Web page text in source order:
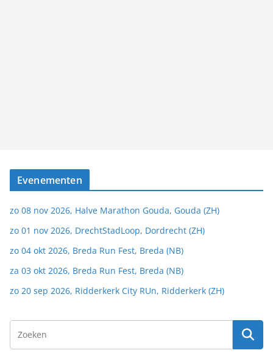
Evenementen
zo 08 nov 2026, Halve Marathon Gouda, Gouda (ZH)
zo 01 nov 2026, DrechtStadLoop, Dordrecht (ZH)
zo 04 okt 2026, Breda Run Fest, Breda (NB)
za 03 okt 2026, Breda Run Fest, Breda (NB)
zo 20 sep 2026, Ridderkerk City RUn, Ridderkerk (ZH)